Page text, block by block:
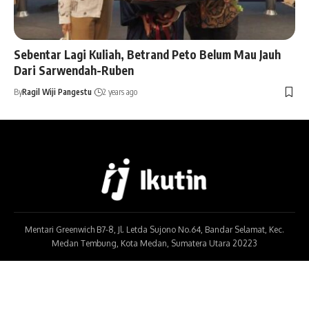
Sebentar Lagi Kuliah, Betrand Peto Belum Mau Jauh
Dari Sarwendah-Ruben
ByRagil Wiji Pangestu 2 years ago
Mentari Greenwich B7-8, Jl. Letda Sujono No.64, Bandar Selamat, Kec.
Medan Tembung, Kota Medan, Sumatera Utara 20223